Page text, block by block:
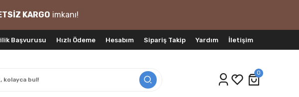
KARGO imkanı!
Başvurusu Hızlı Ödeme Hesabım Sipariş Takip Yardım İletişim
0